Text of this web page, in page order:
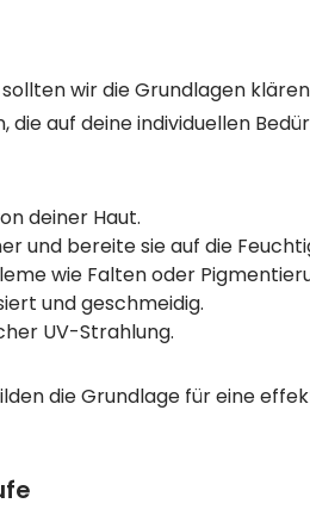
wir die Grundlagen
auf deine individuellen
deiner Haut.
und bereite sie auf die
wie Falten oder
und geschmeidig.
UV-Strahlung.
die Grundlage für eine